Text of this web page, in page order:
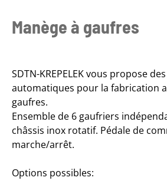
Manège à gaufres
SDTN-KREPELEK vous propose
automatiques pour la fabrication
gaufres.
Ensemble de 6 gaufriers
châssis inox rotatif. Pédale de
marche/arrêt.
Options possibles: